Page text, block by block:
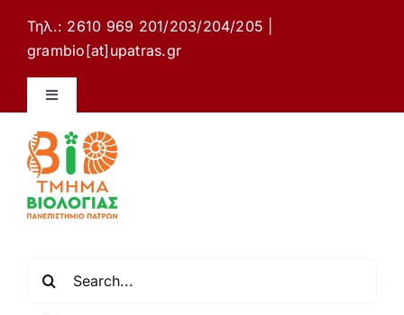
περιεχόμενο
Τηλ.: 2610 969 201/203/204/205 |
grambio[at]upatras.gr
Toggle
Ιστότοπος Τμήματος Βιολογίας
Επικοινωνία